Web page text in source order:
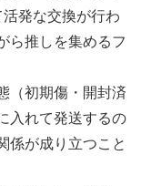
発な交換が行わ
ら推しを集めるフ
（初期傷・開封済
入れて発送するの
係が成り立つこと